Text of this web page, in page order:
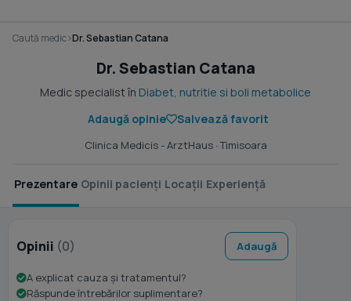
Caută medic›Dr. Sebastian Catana
Dr. Sebastian Catana
Medic specialist în Diabet, nutritie si boli metabolice
Adaugă opinie
Salvează favorit
Clinica Medicis - ArztHaus· Timisoara
Prezentare Opinii pacienți Locații Experiență
Opinii (0) Adaugă
A explicat cauza și tratamentul?
Răspunde întrebărilor suplimentare?